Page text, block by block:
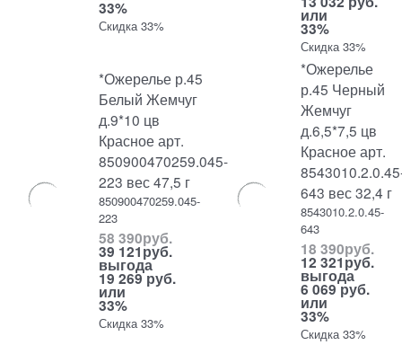
33%
Скидка 33%
или
33%
Скидка 33%
*Ожерелье р.45
Белый Жемчуг
д.9*10 цв
Красное арт.
850900470259.045-
223 вес 47,5 г
850900470259.045-
223
58 390руб.
39 121руб.
выгода
19 269 руб.
или
33%
Скидка 33%
*Ожерелье
р.45 Черный
Жемчуг
д.6,5*7,5 цв
Красное арт.
643 вес 32,4 г
8543010.2.0.45-
643
18 390руб.
12 321руб.
выгода
6 069 руб.
или
33%
Скидка 33%